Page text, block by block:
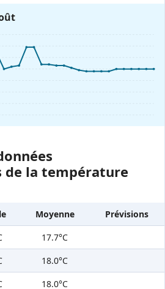
de la température
Moyenne
Prévisions
17.7°C
18.0°C
18.0°C